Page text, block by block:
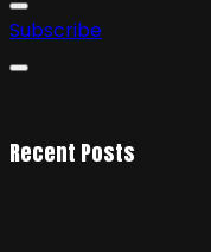
Subscribe
Recent Posts